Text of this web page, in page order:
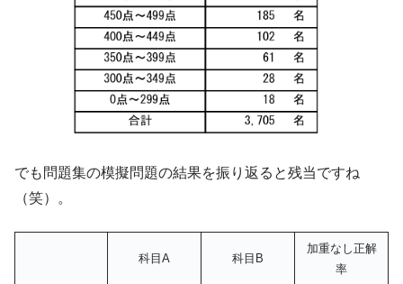
でも問題集の模擬問題の結果を振り返ると残当ですね
（笑）。
科目A 科目B
加重なし正解
率